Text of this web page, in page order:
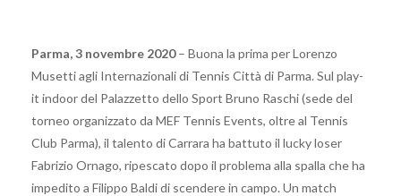
Parma, 3 novembre 2020– Buona la prima per Lorenzo
Musetti agli Internazionali di Tennis Città di Parma. Sul play-
it indoor del Palazzetto dello Sport Bruno Raschi (sede del
torneo organizzato da MEF Tennis Events, oltre al Tennis
Club Parma), il talento di Carrara ha battuto il lucky loser
Fabrizio Ornago, ripescato dopo il problema alla spalla che ha
impedito a Filippo Baldi di scendere in campo. Un match